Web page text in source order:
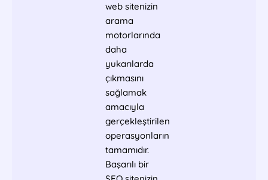
web sitenizin
arama
motorlarında
daha
yukarılarda
çıkmasını
sağlamak
amacıyla
gerçekleştirilen
operasyonların
tamamıdır.
Başarılı bir